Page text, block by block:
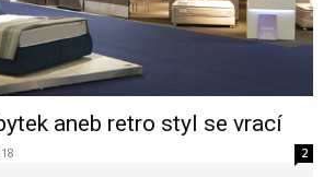
aneb retro styl se vrací
2